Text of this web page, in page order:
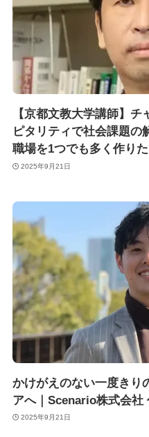
【京都文教大学講師】
ピタリティで社会課題の
職場を1つでも多く作り
2025年9月21日
かけがえのない一度きり
アへ｜Scenario株式会社
2025年9月21日